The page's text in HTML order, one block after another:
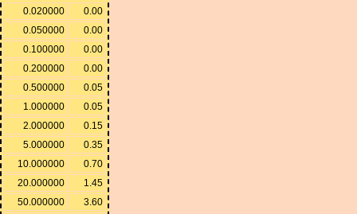
0.020000
0.00
0.050000
0.00
0.100000
0.00
0.200000
0.00
0.500000
0.05
1.000000
0.05
2.000000
0.15
5.000000
0.35
10.000000
0.70
20.000000
1.45
50.000000
3.60